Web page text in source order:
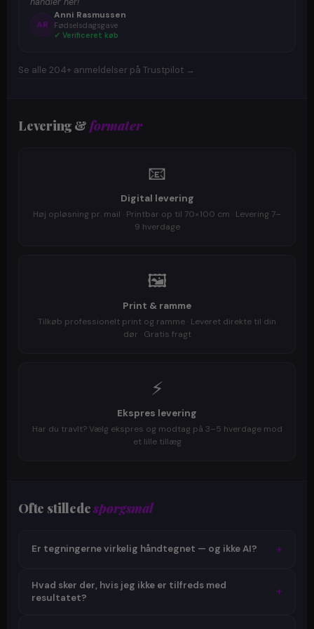
AR
Anni Rasmussen
Fødselsdagsgave
✓ Verificeret køb
Se alle 204+ anmeldelser på Trustpilot →
Levering &formater
📧
Digital levering
Høj opløsning pr. mail · Printbar op til 70×100 cm · Levering 7–
9 hverdage
🖼️
Print & ramme
Tilkøb professionelt print og ramme · Leveret direkte til din
dør · Gratis fragt
⚡
Ekspres levering
Har du travlt? Vælg ekspres og modtag på 3–5 hverdage mod
et lille tillæg
Ofte stilledespørgsmål
Er tegningerne virkelig håndtegnet — og ikke AI? +
bunden. Vi bruger ingen AI-generering, ingen digitale
Hvad sker der, hvis jeg ikke er tilfreds med
resultatet?
+